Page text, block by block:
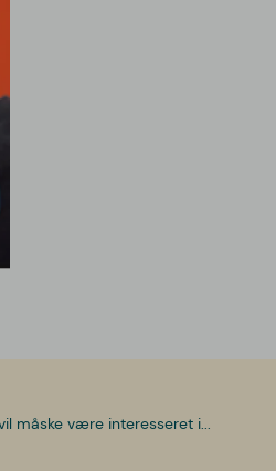
måske være interesseret i...